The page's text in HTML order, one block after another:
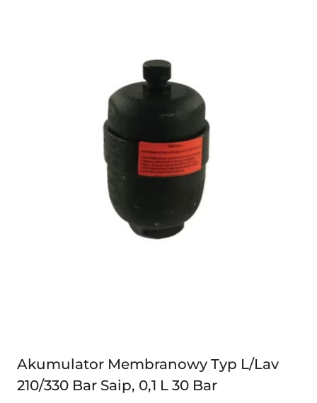
Akumulator Membranowy Typ L/Lav
210/330 Bar Saip, 0,1 L 30 Bar